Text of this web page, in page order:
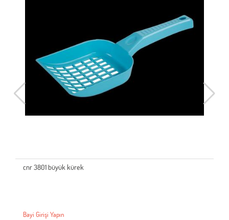
cnr 3801 büyük kürek
Bayi Girişi Yapın